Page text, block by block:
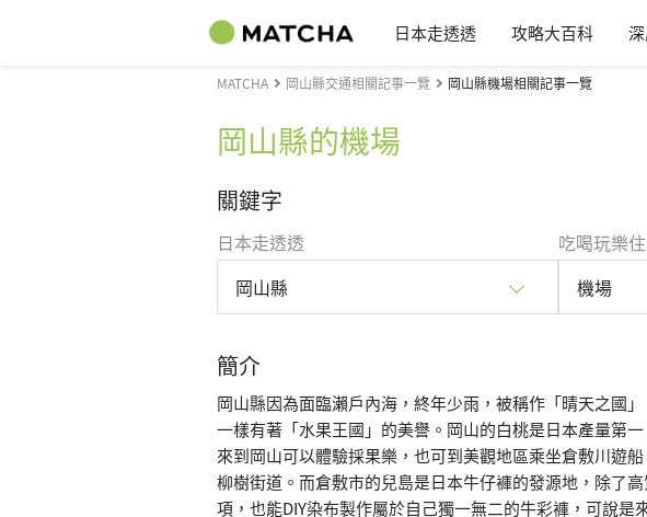
日本走透透 攻略大百科
MATCHA 岡山縣交通相關記事一覽 岡山縣機場相關記事一覽
岡山縣的機場
關鍵字
日本走透透
岡山縣
吃喝玩樂住
機場
簡介
岡山縣因為面臨瀨戶內海，終年少雨，被稱作「晴天之國
一樣有著「水果王國」的美譽。岡山的白桃是日本產量第
來到岡山可以體驗採果樂，也可到美觀地區乘坐倉敷川遊
柳樹街道。而倉敷市的兒島是日本牛仔褲的發源地，除了
項，也能DIY染布製作屬於自己獨一無二的牛彩褲，可說是